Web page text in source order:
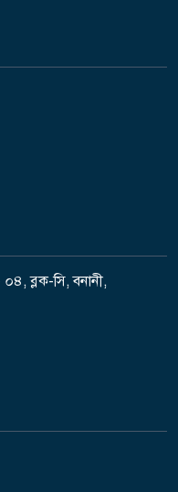
ব্লক-সি, বনানী,